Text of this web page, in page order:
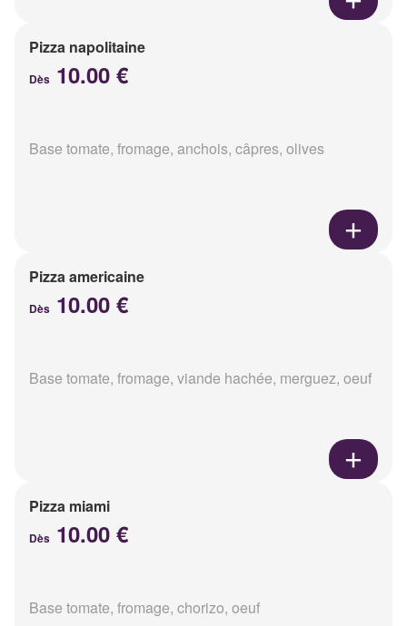
Pizza napolitaine
Dès 10.00 €
Base tomate, fromage, anchois, câpres, olives
Pizza americaine
Dès 10.00 €
Base tomate, fromage, viande hachée, merguez, oeuf
Pizza miami
Dès 10.00 €
Base tomate, fromage, chorizo, oeuf